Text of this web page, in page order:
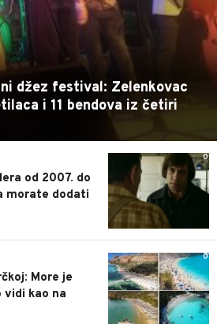
džez festival: Zelenkovac
i 11 bendova iz četiri
od 2007. do
morate dodati
0
More je
vidi kao na
0